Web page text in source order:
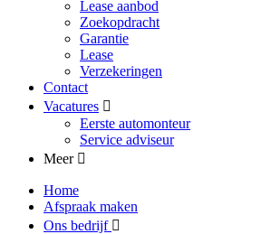
Lease aanbod
Zoekopdracht
Garantie
Lease
Verzekeringen
Contact
Vacatures
Eerste automonteur
Service adviseur
Meer
Home
Afspraak maken
Ons bedrijf